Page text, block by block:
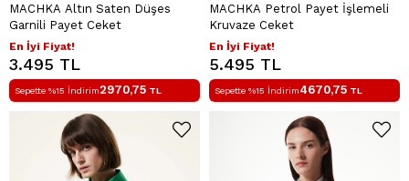
MACHKA Altın Saten Düşes
Garnili Payet Ceket
En İyi Fiyat!
3.495 TL
Sepette %15 İndirim2970,75 TL
MACHKA Petrol Payet İşlemeli
Kruvaze Ceket
En İyi Fiyat!
5.495 TL
Sepette %15 İndirim4670,75 TL